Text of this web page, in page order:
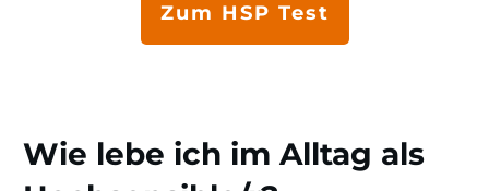
Zum HSP Test
Wie lebe ich im Alltag als